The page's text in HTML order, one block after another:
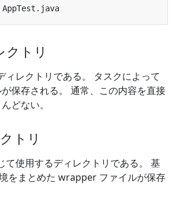
クトリ
ィレクトリである。 タスクによって
保存される。 通常、この内容を直接
どない。
トリ
て使用するディレクトリである。 基
をまとめた wrapper ファイルが保存